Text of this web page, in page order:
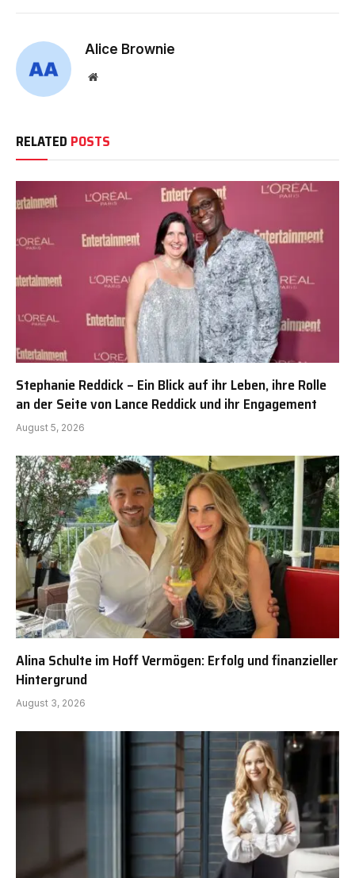
Alice Brownie
Website
RELATED POSTS
Stephanie Reddick – Ein Blick auf ihr Leben, ihre Rolle
an der Seite von Lance Reddick und ihr Engagement
August 5, 2026
Alina Schulte im Hoff Vermögen: Erfolg und finanzieller
Hintergrund
August 3, 2026